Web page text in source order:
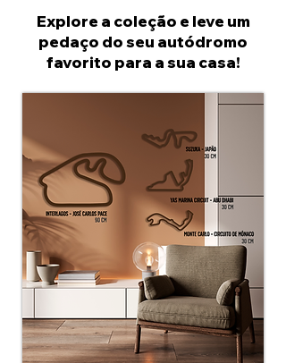
Explore a coleção e leve um
pedaço do seu autódromo
favorito para a sua casa!